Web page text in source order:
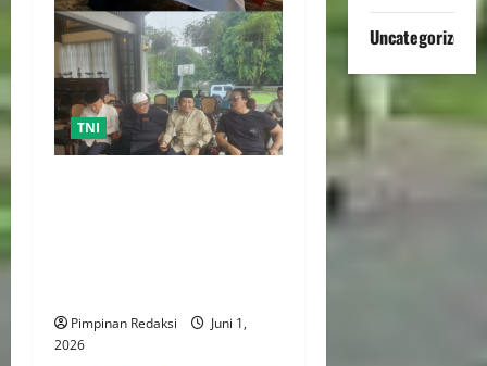
TNI
Pimpinan Redaksi
Juni 1,
2026
Uncategorized